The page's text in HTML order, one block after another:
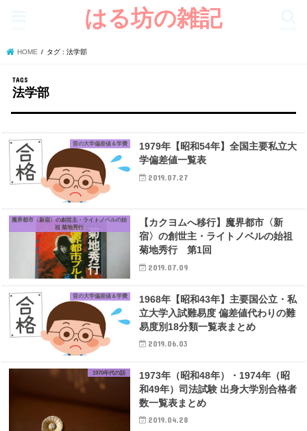
はる坊の雑記
HOME タグ : 法学部
法学部
昔の大学偏差値＆学費
1979年【昭和54年】全国主要私立大
学偏差値一覧表
2019.07.27
魔界都市〈新宿〉の創世主・ライトノベルの始
祖 菊地秀行
【カクヨムへ移行】魔界都市〈新
宿〉の創世主・ライトノベルの始祖
菊地秀行 第1回
2019.07.09
昔の大学偏差値＆学費
1968年【昭和43年】主要国公立・私
立大学入試難易度 偏差値代わりの難
易度別18分類一覧表まとめ
2019.06.03
1970年代の話
1973年（昭和48年）・1974年（昭
和49年）司法試験 出身大学別合格者
数一覧表まとめ
2019.04.28